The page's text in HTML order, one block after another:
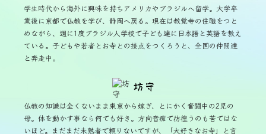
学生時代から海外に興味を持ちアメリカやブラジルへ留学。大学卒
業後に京都で仏教を学び、静岡へ戻る。現在は教覚寺の住職をつと
めながら、週に1度ブラジル人学校で子ども達に日本語と英語を教え
ている。子どもや若者とお寺との接点をつくろうと、全国の仲間達
と奔走中。
仏教の知識は全くないまま東京から嫁ぎ、とにかく奮闘中の2児の
母。体を動かす事なら何でも好き。方向音痴で彷徨うのも苦ではな
いほど。まだまだ未熟者で頼りないですが、「大好きなお寺」と言